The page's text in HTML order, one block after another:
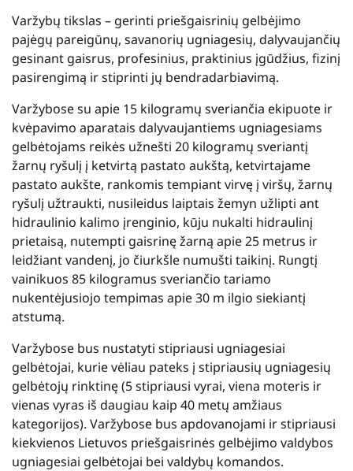
Varžybų tikslas – gerinti priešgaisrinių gelbėjimo
pajėgų pareigūnų, savanorių ugniagesių, dalyvaujančių
gesinant gaisrus, profesinius, praktinius įgūdžius, fizinį
pasirengimą ir stiprinti jų bendradarbiavimą.
Varžybose su apie 15 kilogramų sveriančia ekipuote ir
kvėpavimo aparatais dalyvaujantiems ugniagesiams
gelbėtojams reikės užnešti 20 kilogramų sveriantį
žarnų ryšulį į ketvirtą pastato aukštą, ketvirtajame
pastato aukšte, rankomis tempiant virvę į viršų, žarnų
ryšulį užtraukti, nusileidus laiptais žemyn užlipti ant
hidraulinio kalimo įrenginio, kūju nukalti hidraulinį
prietaisą, nutempti gaisrinę žarną apie 25 metrus ir
leidžiant vandenį, jo čiurkšle numušti taikinį. Rungtį
vainikuos 85 kilogramus sveriančio tariamo
nukentėjusiojo tempimas apie 30 m ilgio siekiantį
atstumą.
Varžybose bus nustatyti stipriausi ugniagesiai
gelbėtojai, kurie vėliau pateks į stipriausių ugniagesių
gelbėtojų rinktinę (5 stipriausi vyrai, viena moteris ir
vienas vyras iš daugiau kaip 40 metų amžiaus
kategorijos). Varžybose bus apdovanojami ir stipriausi
kiekvienos Lietuvos priešgaisrinės gelbėjimo valdybos
ugniagesiai gelbėtojai bei valdybų komandos.